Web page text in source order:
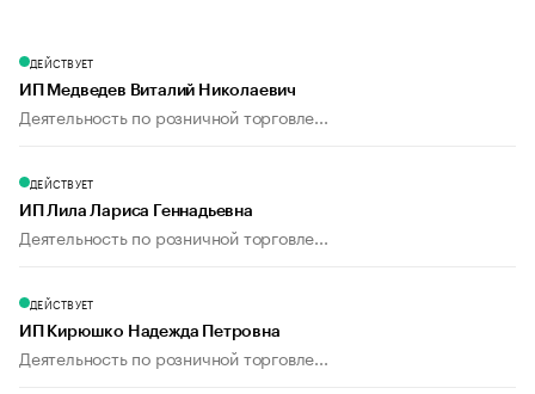
ДЕЙСТВУЕТ
ИП Медведев Виталий Николаевич
Деятельность по розничной торговле...
ДЕЙСТВУЕТ
ИП Лила Лариса Геннадьевна
Деятельность по розничной торговле...
ДЕЙСТВУЕТ
ИП Кирюшко Надежда Петровна
Деятельность по розничной торговле...